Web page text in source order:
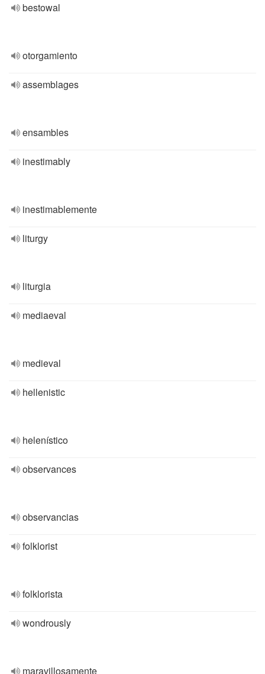
bestowal
otorgamiento
assemblages
ensambles
inestimably
inestimablemente
liturgy
liturgia
mediaeval
medieval
hellenistic
helenístico
observances
observancias
folklorist
folklorista
wondrously
maravillosamente